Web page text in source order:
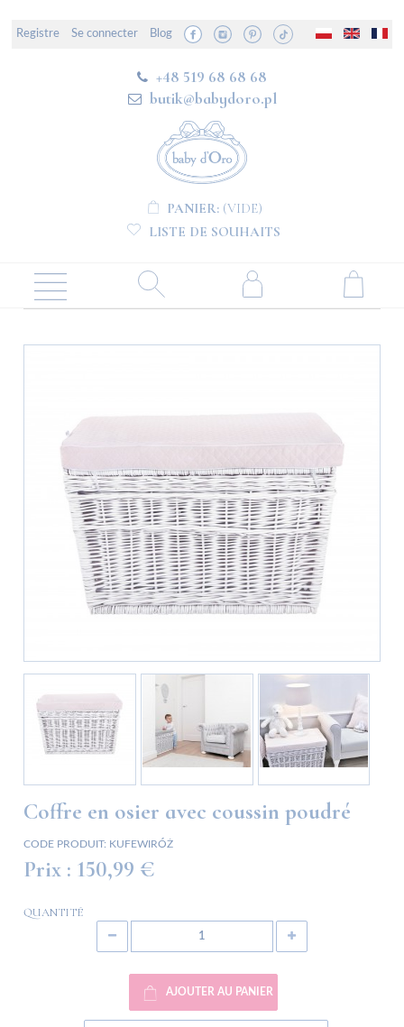
Registre Se connecter Blog
+48 519 68 68 68
butik@babydoro.pl
PANIER: (VIDE)
LISTE DE SOUHAITS
Coffre en osier avec coussin poudré
CODE PRODUIT: KUFEWIRÓŻ
Prix : 150,99 €
QUANTITÉ
AJOUTER AU PANIER